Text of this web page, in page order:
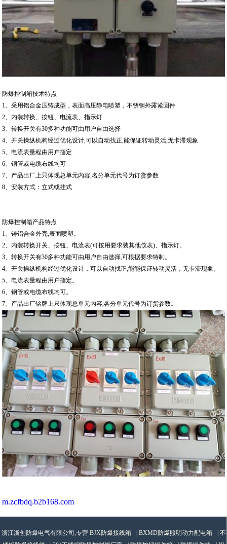
防爆控制箱技术特点
1、采用铝合金压铸成型，表面高压静电喷塑，不锈钢外露紧固件
2、内装转换、按钮、电流表、指示灯
3、转换开关有30多种功能可由用户自由选择
4、开关操纵机构经过优化设计,可以自动找正,能保证转动灵活,无卡滞现象
5、电流表量程由用户指定
6、钢管或电缆布线均可
7、产品出厂上只体现总单元内容,名分单元代号为订货参数
8、安装方式：立式或挂式
防爆控制箱产品特点
1、铸铝合金外壳,表面喷塑。
2、内装转换开关、按钮、电流表(可按用要求装其他仪表)、指示灯。
3、转换开关有30多种功能可由用户自由选择,可根据要求特制。
4、开关操纵机构经过优化设计，可以自动找正,能能保证转动灵活，无卡滞现象。
5、电流表量程由用户指定。
6、钢管或电缆布线均可。
7、产品出厂铭牌上只体现总单元内容,各分单元代号为订货参数。
m.zcfbdq.b2b168.com
浙江浙创防爆电气有限公司,专营 BJX防爆接线箱 BXMD防爆照明动力配电箱
不